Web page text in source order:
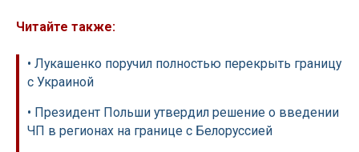
Читайте также:
• Лукашенко поручил полностью перекрыть границу
с Украиной
• Президент Польши утвердил решение о введении
ЧП в регионах на границе с Белоруссией